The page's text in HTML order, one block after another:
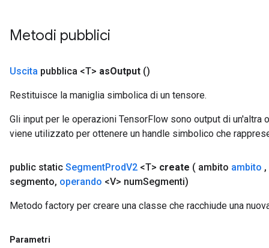
Metodi pubblici
Uscita pubblica <T> asOutput ()
Restituisce la maniglia simbolica di un tensore.
Gli input per le operazioni TensorFlow sono output di un'altra
viene utilizzato per ottenere un handle simbolico che
public static SegmentProdV2 <T> create ( ambito ambito ,
segmento, operando <V> numSegmenti)
Metodo factory per creare una classe che racchiude una
Parametri